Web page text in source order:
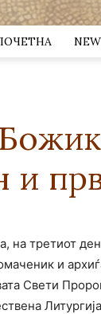
и
на третиот
и
Свети